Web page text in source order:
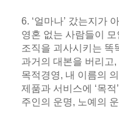
6. ‘얼마나’ 갔는지가
영혼 없는 사람들이
조직을 괴사시키는 똑
과거의 대본을 버리고
목적경영, 내 이름의
제품과 서비스에 ‘목
주인의 운명, 노예의